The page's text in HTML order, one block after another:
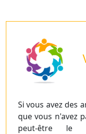
Si vous avez des
que vous n'avez
peut-être le